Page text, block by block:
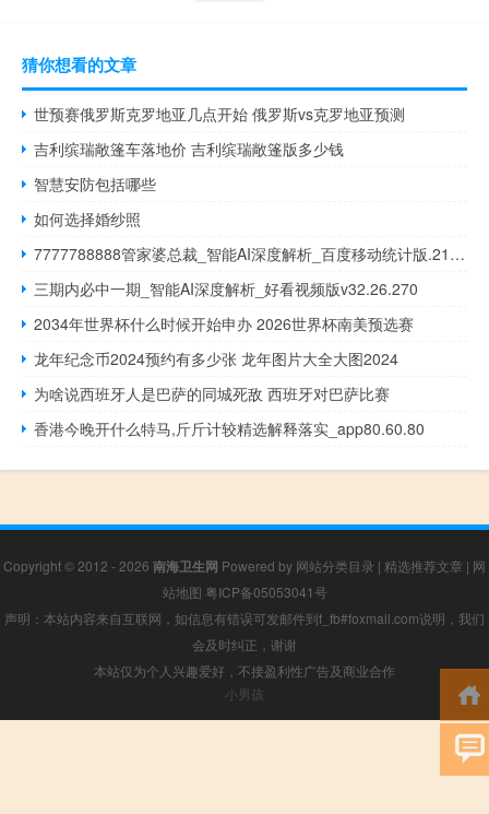
猜你想看的文章
世预赛俄罗斯克罗地亚几点开始 俄罗斯vs克罗地亚预测
吉利缤瑞敞篷车落地价 吉利缤瑞敞篷版多少钱
智慧安防包括哪些
如何选择婚纱照
7777788888管家婆总裁_智能AI深度解析_百度移动统计版.213.1.440
三期内必中一期_智能AI深度解析_好看视频版v32.26.270
2034年世界杯什么时候开始申办 2026世界杯南美预选赛
龙年纪念币2024预约有多少张 龙年图片大全大图2024
为啥说西班牙人是巴萨的同城死敌 西班牙对巴萨比赛
香港今晚开什么特马,斤斤计较精选解释落实_app80.60.80
Copyright © 2012 - 2026 南海卫生网 Powered by 网站分类目录 | 精选推荐文章 | 网
站地图 粤ICP备05053041号
声明：本站内容来自互联网，如信息有错误可发邮件到f_fb#foxmail.com说明，我们
会及时纠正，谢谢
本站仅为个人兴趣爱好，不接盈利性广告及商业合作
小男孩